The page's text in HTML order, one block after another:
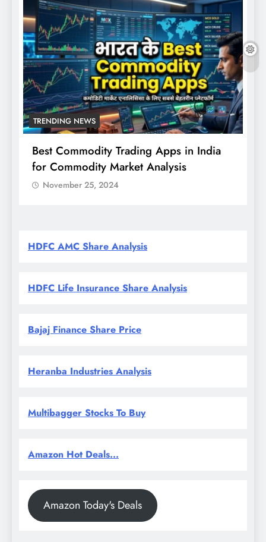
TRENDING NEWS
Best Commodity Trading Apps in India
for Commodity Market Analysis
November 25, 2024
HDFC AMC Share Analysis
HDFC Life Insurance Share Analysis
Bajaj Finance Share Price
Heranba Industries Analysis
Multibagger Stocks To Buy
Amazon Hot Deals...
Amazon Today's Deals